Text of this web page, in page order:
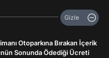
Gizle
Otoparkına Bırakan İçerik
Sonunda Ödediği Ücreti